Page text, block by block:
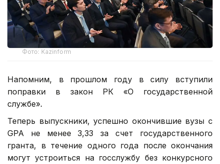
Фото: Kazinform
Напомним, в прошлом году в силу вступили
поправки в закон РК «О государственной
службе».
Теперь выпускники, успешно окончившие вузы с
GPA не менее 3,33 за счет государственного
гранта, в течение одного года после окончания
могут устроиться на госслужбу без конкурсного